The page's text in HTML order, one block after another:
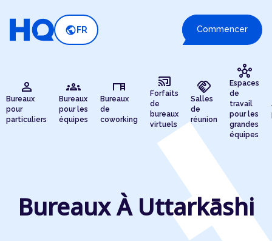
public FR Commencer
person
Bureaux
pour
particuliers
groups
Bureaux
pour les
équipes
desk
Bureaux
de
coworking
cast_connected
Forfaits
de
bureaux
virtuels
handshake
Salles
de
réunion
hub
Espaces
de
travail
pour les
grandes
équipes
Bureaux À Uttarkāshi